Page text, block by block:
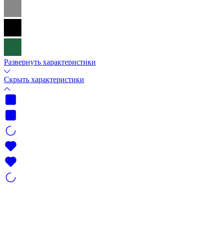
Развернуть характеристики
Скрыть характеристики